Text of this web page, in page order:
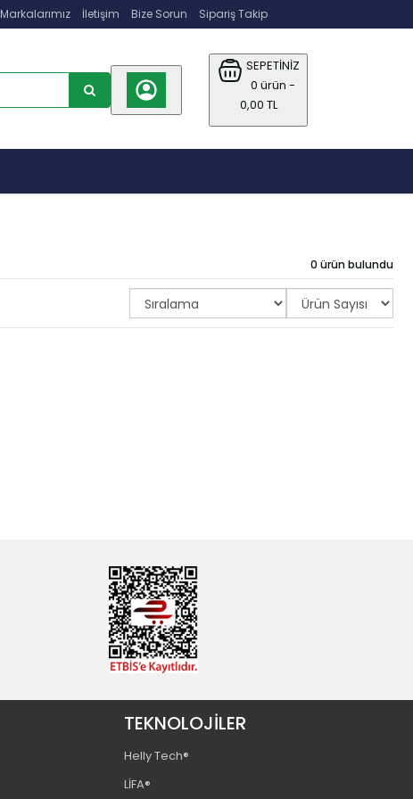
Markalarımız İletişim Bize Sorun Sipariş Takip
SEPETİNİZ
0 ürün -
0,00 TL
0 ürün bulundu
TEKNOLOJİLER
Helly Tech®
LİFA®